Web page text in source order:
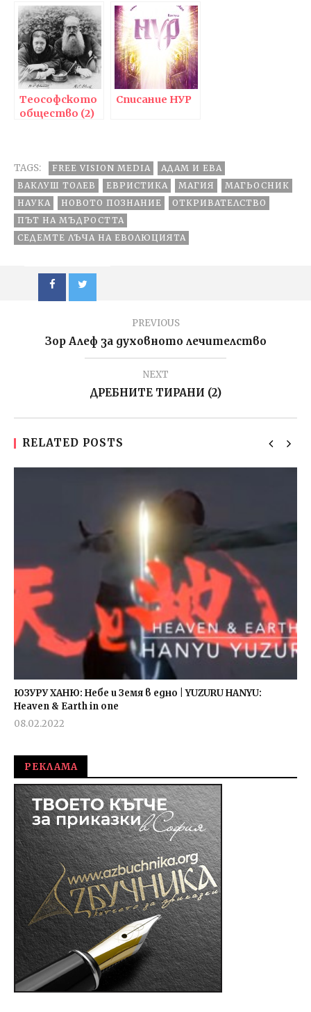
на
добродетелите
с диоптрите
на знанието
Теософското
общество (2)
Списание НУР
TAGS: FREE VISION MEDIA
АДАМ И ЕВА
ВАКЛУШ ТОЛЕВ
ЕВРИСТИКА МАГИЯ
МАГЬОСНИК
НАУКА
НОВОТО ПОЗНАНИЕ
ОТКРИВАТЕЛСТВО
ПЪТ НА МЪДРОСТТА
СЕДЕМТЕ ЛЪЧА НА ЕВОЛЮЦИЯТА
PREVIOUS
Зор Алеф за духовното лечителство
NEXT
ДРЕБНИТЕ ТИРАНИ (2)
RELATED POSTS
ЮЗУРУ ХАНЮ: Небе и Земя в едно | YUZURU HANYU:
Heaven & Earth in one
08.02.2022
РЕКЛАМА